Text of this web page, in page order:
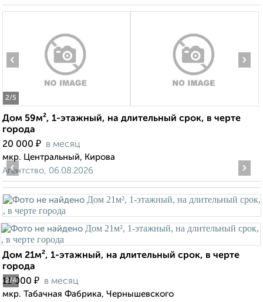
2/5
‹ ›
Дом 59м², 1-этажный, на длительный срок, в черте
города
20 000 ₽ в месяц
мкр. Центральный, Кирова
Агентство, 06.08.2026
2/4
‹ ›
Дом 21м², 1-этажный, на длительный срок, в черте
города
11 000 ₽ в месяц
мкр. Табачная Фабрика, Чернышевского